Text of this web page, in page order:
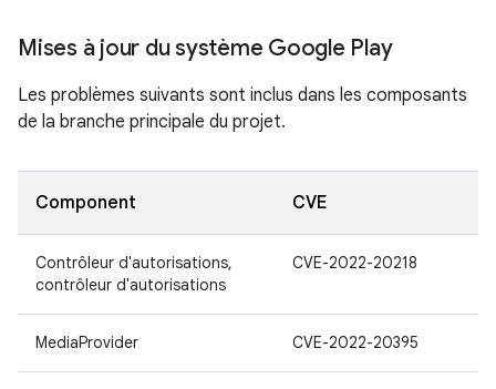
Mises à jour du système Google Play
Les problèmes suivants sont inclus dans les composants
de la branche principale du projet.
Component CVE
Contrôleur d'autorisations,
contrôleur d'autorisations
CVE-2022-20218
MediaProvider CVE-2022-20395